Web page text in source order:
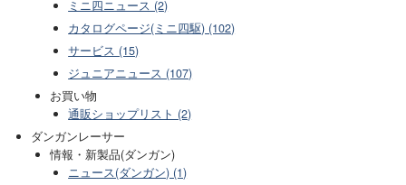
ミニ四ニュース (2)
カタログページ(ミニ四駆) (102)
サービス (15)
ジュニアニュース (107)
お買い物
通販ショップリスト (2)
ダンガンレーサー
情報・新製品(ダンガン)
ニュース(ダンガン) (1)